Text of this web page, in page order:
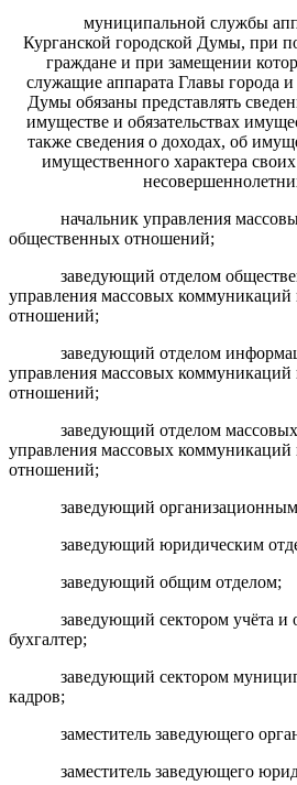
муниципальной службы
Курганской городской Думы, при
граждане и при замещении
служащие аппарата Главы города
Думы обязаны представлять
имуществе и обязательствах
также сведения о доходах, об
имущественного характера
начальник управления
общественных отношений;
заведующий отделом
управления массовых
отношений;
заведующий отделом
управления массовых
отношений;
заведующий отделом
управления массовых
отношений;
заведующий
заведующий юридическим
заведующий общим отделом;
заведующий сектором учёта и
бухгалтер;
заведующий сектором
кадров;
заместитель заведующего
заместитель заведующего